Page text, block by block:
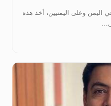
اليمن وعلى اليمنيين، أخذ هذه